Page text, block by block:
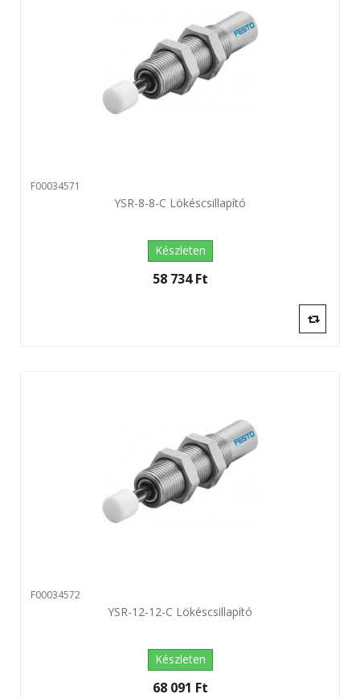
F00034571
YSR-8-8-C Lökéscsillapító
Készleten
58 734 Ft‎
F00034572
YSR-12-12-C Lökéscsillapító
Készleten
68 091 Ft‎